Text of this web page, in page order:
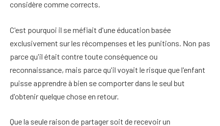
considère comme corrects.
C'est pourquoi il se méfiait d'une éducation basée
exclusivement sur les récompenses et les punitions. Non pas
parce qu'il était contre toute conséquence ou
reconnaissance, mais parce qu'il voyait le risque que l'enfant
puisse apprendre à bien se comporter dans le seul but
d'obtenir quelque chose en retour.
Que la seule raison de partager soit de recevoir un